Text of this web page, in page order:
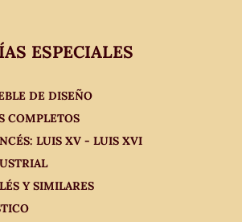
ESPECIALES
DE DISEÑO
COMPLETOS
LUIS XV - LUIS XVI
Y SIMILARES